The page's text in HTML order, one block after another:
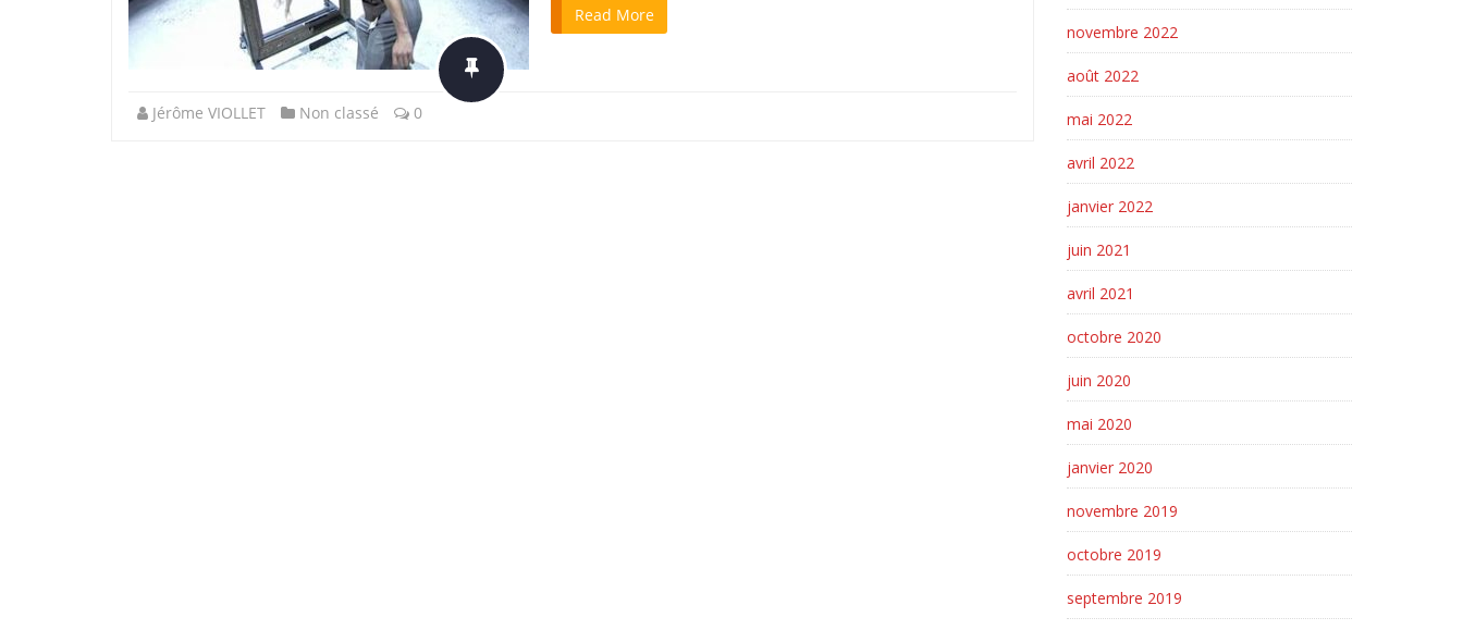
Read More
Jérôme VIOLLET Non classé 0
novembre 2022
août 2022
mai 2022
avril 2022
janvier 2022
juin 2021
avril 2021
octobre 2020
juin 2020
mai 2020
janvier 2020
novembre 2019
octobre 2019
septembre 2019